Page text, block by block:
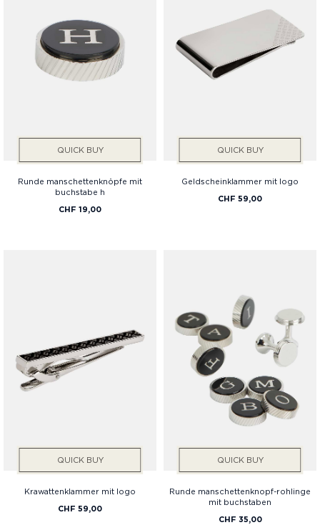
QUICK BUY
Runde manschettenknöpfe mit
buchstabe h
CHF 19,00
QUICK BUY
Geldscheinklammer mit logo
CHF 59,00
QUICK BUY
Krawattenklammer mit logo
CHF 59,00
QUICK BUY
Runde manschettenknopf-rohlinge
mit buchstaben
CHF 35,00